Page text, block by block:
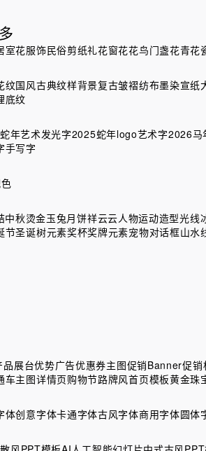
室花服饰民俗剪纸礼花窗花花鸟门盏花青花
纹国风古典纹样背景复古皱褶纺布墨染宣纸
底纹
年艺术发光字2025蛇年logo艺术字2026马
手写字
中秋烫金玉兔月饼祥云云人物运动造型光线
节圣诞树元素奖杯奖牌元素宠物对话框山水
品展台优势广告优惠券主图促销Banner促销
车主图详情页购物节路牌风首页模板黄金珠
体创意字体卡通字体古风字体商用字体圆体